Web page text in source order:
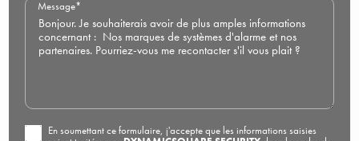
Message*
En soumettant ce formulaire, j'accepte que les informations saisies